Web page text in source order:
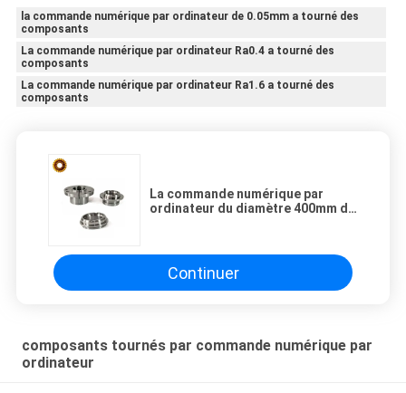
la commande numérique par ordinateur de 0.05mm a tourné des
composants
La commande numérique par ordinateur Ra0.4 a tourné des
composants
La commande numérique par ordinateur Ra1.6 a tourné des
composants
La commande numérique par
ordinateur du diamètre 400mm de
en métal
Continuer
composants tournés par commande numérique par
ordinateur